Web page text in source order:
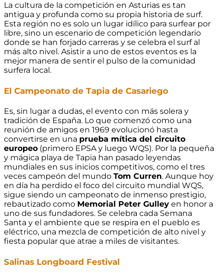
La cultura de la competición en Asturias es tan
antigua y profunda como su propia historia de surf.
Esta región no es solo un lugar idílico para surfear por
libre, sino un escenario de competición legendario
donde se han forjado carreras y se celebra el surf al
más alto nivel. Asistir a uno de estos eventos es la
mejor manera de sentir el pulso de la comunidad
surfera local.
El Campeonato de Tapia de Casariego
Es, sin lugar a dudas, el evento con más solera y
tradición de España. Lo que comenzó como una
reunión de amigos en 1969 evolucionó hasta
convertirse en una prueba mítica del circuito
europeo (primero EPSA y luego WQS). Por la pequeña
y mágica playa de Tapia han pasado leyendas
mundiales en sus inicios competitivos, como el tres
veces campeón del mundo Tom Curren. Aunque hoy
en día ha perdido el foco del circuito mundial WQS,
sigue siendo un campeonato de inmenso prestigio,
rebautizado como Memorial Peter Gulley en honor a
uno de sus fundadores. Se celebra cada Semana
Santa y el ambiente que se respira en el pueblo es
eléctrico, una mezcla de competición de alto nivel y
fiesta popular que atrae a miles de visitantes.
Salinas Longboard Festival